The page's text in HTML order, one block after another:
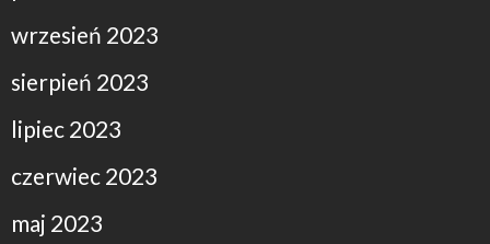
wrzesień 2023
sierpień 2023
lipiec 2023
czerwiec 2023
maj 2023